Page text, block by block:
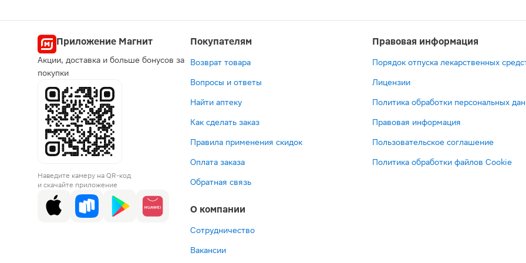
Приложение Магнит
Акции, доставка и больше бонусов за
покупки
Наведите камеру на QR-код
и скачайте приложение
Покупателям
Возврат товара
Вопросы и ответы
Найти аптеку
Как сделать заказ
Правила применения скидок
Оплата заказа
Обратная связь
О компании
Сотрудничество
Вакансии
Правовая информация
Порядок отпуска лекарственных
Лицензии
Политика обработки персональных
Правовая информация
Пользовательское соглашение
Политика обработки файлов Cookie